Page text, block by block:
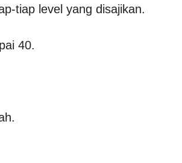
tiap level yang disajikan.
40.